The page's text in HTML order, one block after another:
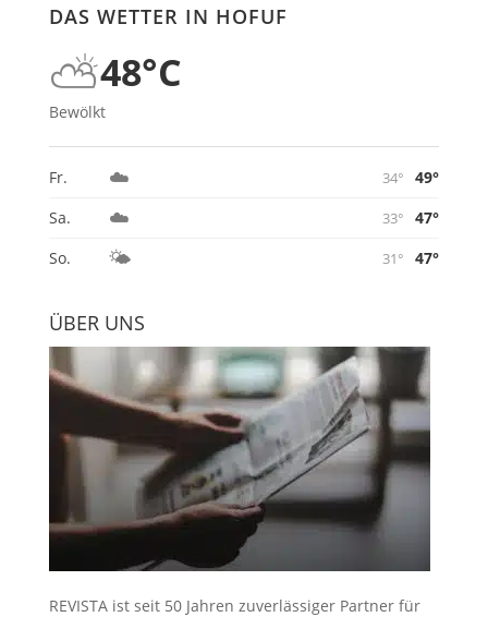
DAS WETTER IN HOFUF
⛅48°C
Bewölkt
Fr. ☁️ 34°
49°
Sa.
☁️ 33°
47°
So.
🌤️ 31° 47°
ÜBER UNS
REVISTA ist seit 50 Jahren zuverlässiger Partner für